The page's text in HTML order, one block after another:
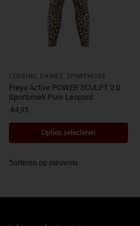
LEGGING DAMES SPORTMODE
Freya Active POWER SCULPT 2.0
Sportbroek Pure Leopard
64,95
Opties selecteren